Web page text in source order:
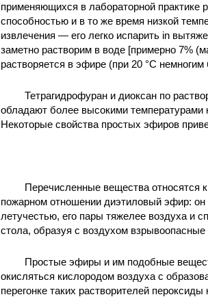
применяющихся в лабораторной практике
способностью и в то же время низкой
извлечения — его легко испарить in
заметно растворим в воде [примерно 7%
растворяется в эфире (при 20 °С немногим
Тетрагидрофуран и диоксан по
обладают более высокими температурами
Некоторые свойства простых эфиров
Перечисленные вещества относятся
пожарном отношении диэтиловый эфир: он
летучестью, его пары тяжелее воздуха и
стола, образуя с воздухом взрывоопасные
Простые эфиры и им подобные
окисляться кислородом воздуха с
перегонке таких растворителей